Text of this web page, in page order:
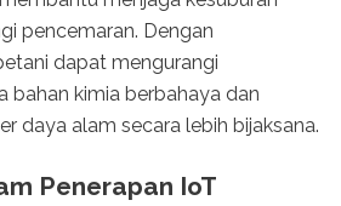
pencemaran. Dengan
dapat mengurangi
bahan kimia berbahaya dan
daya alam secara lebih bijaksana.
Penerapan IoT